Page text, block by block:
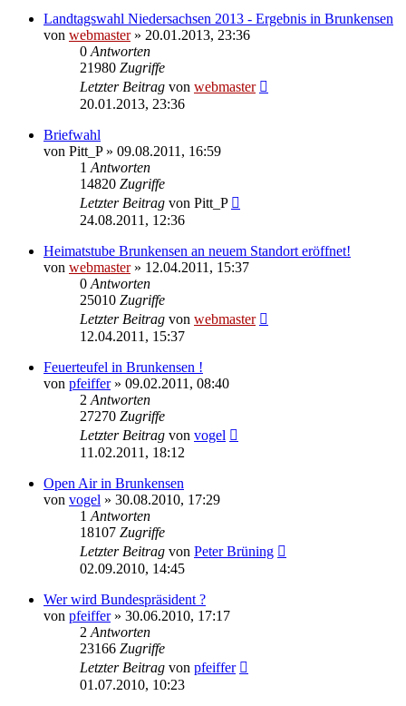
Landtagswahl Niedersachsen 2013 - Ergebnis in Brunkensen
von webmaster» 20.01.2013, 23:36
0 Antworten
21980 Zugriffe
Letzter Beitrag von webmaster
20.01.2013, 23:36
Briefwahl
von Pitt_P» 09.08.2011, 16:59
1 Antworten
14820 Zugriffe
Letzter Beitrag von Pitt_P
24.08.2011, 12:36
Heimatstube Brunkensen an neuem Standort eröffnet!
von webmaster» 12.04.2011, 15:37
0 Antworten
25010 Zugriffe
Letzter Beitrag von webmaster
12.04.2011, 15:37
Feuerteufel in Brunkensen !
von pfeiffer» 09.02.2011, 08:40
2 Antworten
27270 Zugriffe
Letzter Beitrag von vogel
11.02.2011, 18:12
Open Air in Brunkensen
von vogel » 30.08.2010, 17:29
1 Antworten
18107 Zugriffe
Letzter Beitrag von Peter Brüning
02.09.2010, 14:45
Wer wird Bundespräsident ?
von pfeiffer» 30.06.2010, 17:17
2 Antworten
23166 Zugriffe
Letzter Beitrag von pfeiffer
01.07.2010, 10:23